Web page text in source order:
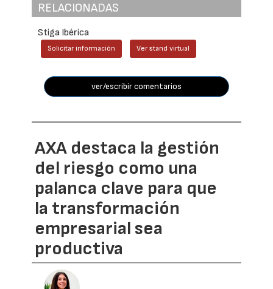
RELACIONADAS
Stiga Ibérica
Solicitar información Ver stand virtual
ver/escribir comentarios
AXA destaca la gestión
del riesgo como una
palanca clave para que
la transformación
empresarial sea
productiva